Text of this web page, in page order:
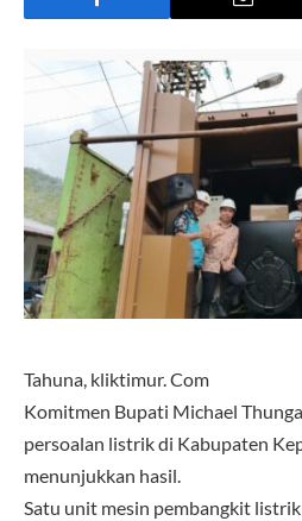
Tahuna, kliktimur. Com
Komitmen Bupati Michael
persoalan listrik di Kabupaten
menunjukkan hasil.
Satu unit mesin pembangkit